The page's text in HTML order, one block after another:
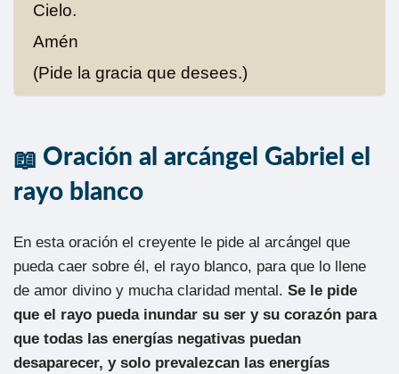
Cielo.
Amén
(Pide la gracia que desees.)
Oración al arcángel Gabriel el
rayo blanco
En esta oración el creyente le pide al arcángel que
pueda caer sobre él, el rayo blanco, para que lo llene
de amor divino y mucha claridad mental. Se le pide
que el rayo pueda inundar su ser y su corazón para
que todas las energías negativas puedan
desaparecer, y solo prevalezcan las energías